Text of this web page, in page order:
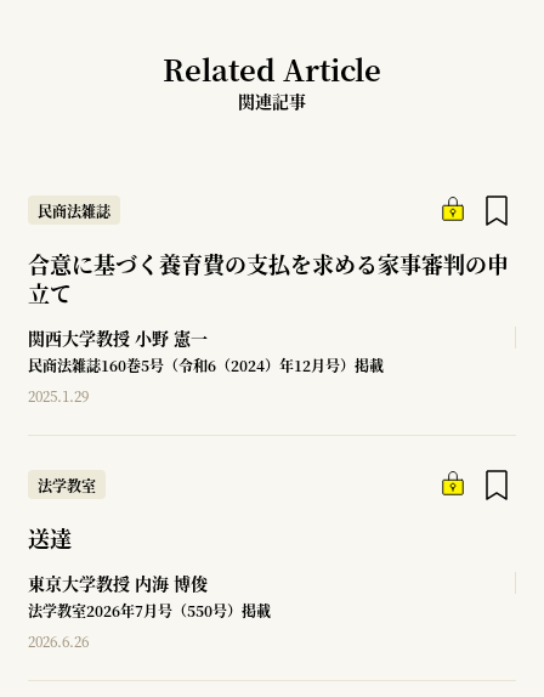
Related Article
関連記事
民商法雑誌
合意に基づく養育費の支払を求める家事審判の申
立て
関西大学教授 小野 憲一
民商法雑誌160巻5号（令和6（2024）年12月号）掲載
2025.1.29
法学教室
送達
東京大学教授 内海 博俊
法学教室2026年7月号（550号）掲載
2026.6.26